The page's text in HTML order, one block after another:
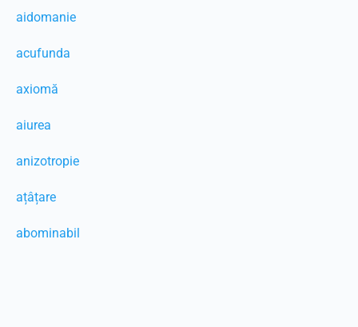
aidomanie
acufunda
axiomă
aiurea
anizotropie
ațâțare
abominabil